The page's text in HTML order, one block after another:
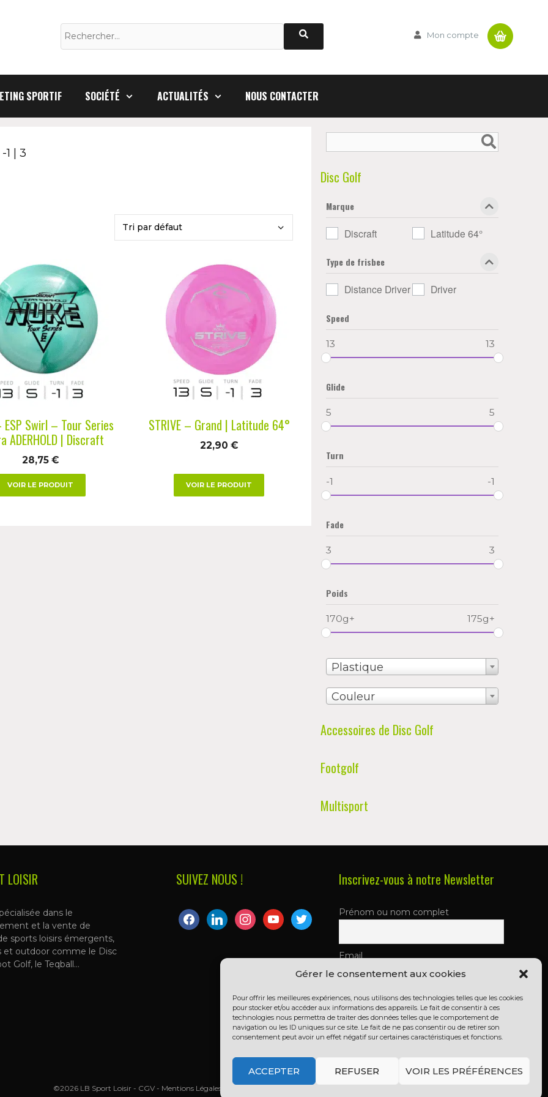
Gérer le consentement aux cookies
Pour offrir les meilleures expériences, nous utilisons des technologies telles que les cookies
pour stocker et/ou accéder aux informations des appareils. Le fait de consentir à ces
technologies nous permettra de traiter des données telles que le comportement de
navigation ou les ID uniques sur ce site. Le fait de ne pas consentir ou de retirer son
consentement peut avoir un effet négatif sur certaines caractéristiques et fonctions.
ACCEPTER REFUSER VOIR LES PRÉFÉRENCES
Rechercher : Mon compte Panier
SPORTIF SOCIÉTÉ ACTUALITÉS NOUS CONTACTER
1 | 3
ESP Swirl – Tour Series
ADERHOLD | Discraft
28,75€
VOIR LE PRODUIT
STRIVE – Grand | Latitude 64°
22,90€
VOIR LE PRODUIT
produit
plusieurs
variations.
options
peuvent
sur
produit
Disc Golf
Marque
Discraft Latitude 64°
Type de frisbee
Distance Driver Driver
Speed
13 13
Glide
5 5
Turn
-1 -1
Fade
3 3
Poids
170g+ 175g+
Plastique
Couleur
Accessoires de Disc Golf
Footgolf
Multisport
LOISIR
dans le
et la vente de
sports loisirs émergents,
et outdoor comme le Disc
Golf, le Teqball…
SUIVEZ NOUS !
facebooklinkedininstagramyoutubetwitter
Inscrivez-vous à notre Newsletter
Prénom ou nom complet
Email
En continuant, vous acceptez la
politique de confidentialité
©2026 LB Sport Loisir - CGV- Mentions Légales